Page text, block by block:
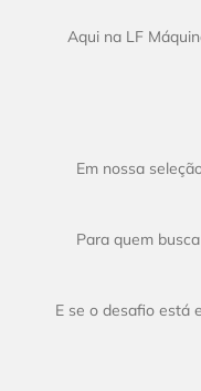
Aqui na LF
Em nossa
Para quem
E se o desafio está